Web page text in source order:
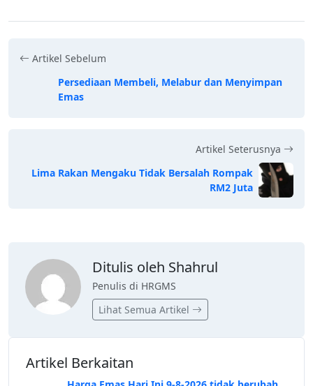
Artikel Sebelum
Persediaan Membeli, Melabur dan Menyimpan
Emas
Artikel Seterusnya
Lima Rakan Mengaku Tidak Bersalah Rompak
RM2 Juta
Ditulis oleh Shahrul
Penulis di HRGMS
Lihat Semua Artikel
Artikel Berkaitan